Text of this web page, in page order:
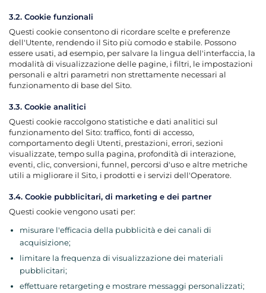
3.2. Cookie funzionali
Questi cookie consentono di ricordare scelte e preferenze
dell'Utente, rendendo il Sito più comodo e stabile. Possono
essere usati, ad esempio, per salvare la lingua dell'interfaccia, la
modalità di visualizzazione delle pagine, i filtri, le impostazioni
personali e altri parametri non strettamente necessari al
funzionamento di base del Sito.
3.3. Cookie analitici
Questi cookie raccolgono statistiche e dati analitici sul
funzionamento del Sito: traffico, fonti di accesso,
comportamento degli Utenti, prestazioni, errori, sezioni
visualizzate, tempo sulla pagina, profondità di interazione,
eventi, clic, conversioni, funnel, percorsi d'uso e altre metriche
utili a migliorare il Sito, i prodotti e i servizi dell'Operatore.
3.4. Cookie pubblicitari, di marketing e dei partner
Questi cookie vengono usati per:
misurare l'efficacia della pubblicità e dei canali di
acquisizione;
limitare la frequenza di visualizzazione dei materiali
pubblicitari;
effettuare retargeting e mostrare messaggi personalizzati;